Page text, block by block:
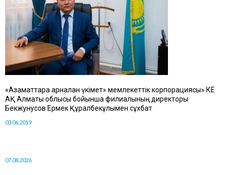
«Азаматтарға арналған үкімет» мемлекеттік корпорациясы» КЕ
АҚ Алматы облысы бойынша филиалының директоры
Бекжунусов Ермек Құралбекұлымен сұхбат
03.06.2019
07.08.2026